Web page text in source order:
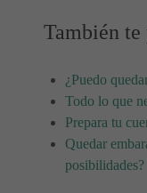
También te
¿Puedo
Todo lo que
Prepara tu
Quedar
posibilidades?